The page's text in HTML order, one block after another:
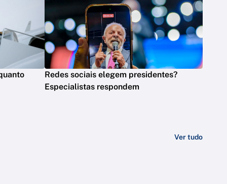
Redes sociais elegem presidentes?
Especialistas respondem
Ver tudo